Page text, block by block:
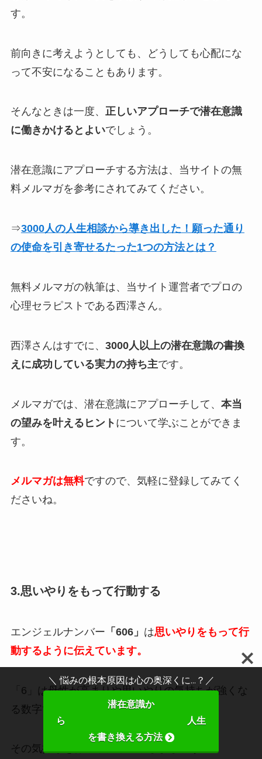
す。
前向きに考えようとしても、どうしても心配にな
って不安になることもあります。
そんなときは一度、 正しいアプローチで潜在意識
に働きかけるとよいでしょう。
潜在意識にアプローチする方法は、当サイトの無
料メルマガを参考にされてみてください。
⇒3000人の人生相談から導き出した！願った通り
の使命を引き寄せるたった1つの方法とは？
無料メルマガの執筆は、当サイト運営者でプロの
心理セラピストである西澤さん。
西澤さんはすでに、 3000人以上の潜在意識の書換
えに成功している実力の持ち主です。
メルマガでは、潜在意識にアプローチして、 本当
の望みを叶えるヒント について学ぶことができま
す。
メルマガは無料ですので、気軽に登録してみてく
ださいね。
3.思いやりをもって行動する
エンジェルナンバー 「606」 は思いやりをもって行
動するように伝えています。
「6」は母性が高まりや思いやりの気持ちが強くな
る数字です。
その気持ちを行動や言葉に移しましょう。
＼ 悩みの根本原因は心の奥深くに...？／
潜在意識か
ら 人生
を書き換える方法